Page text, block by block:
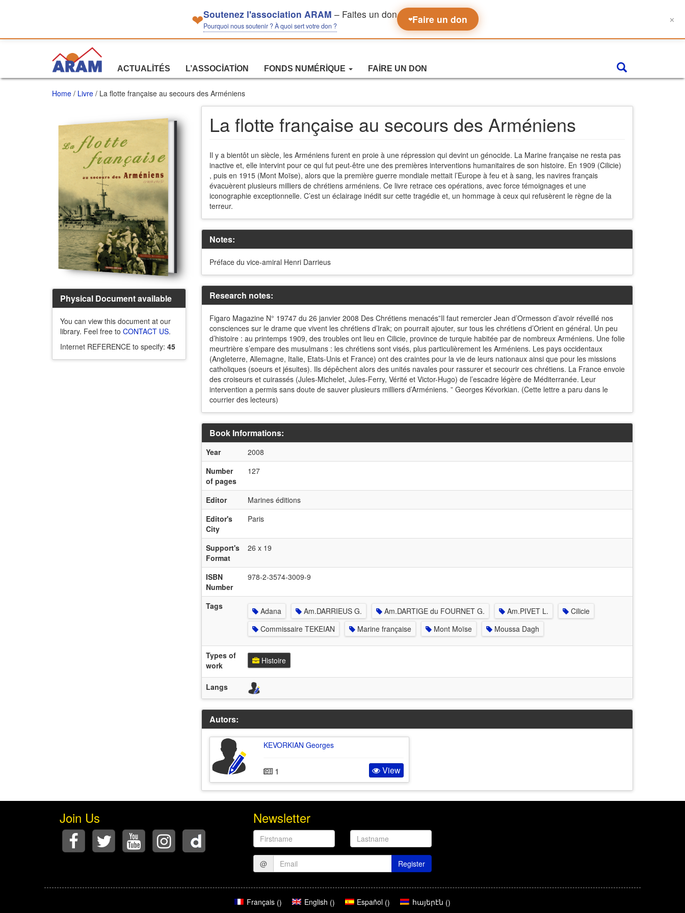
❤Soutenez l'association ARAM – Faites un don
Pourquoi nous soutenir ? À quoi sert votre don ?
❤Faire un don ✕
ACTUALITÉS L’ASSOCIATION FONDS NUMÉRIQUE FAIRE UN DON
Home / Livre / La flotte française au secours des Arméniens
Physical Document available
You can view this document at our
library. Feel free to CONTACT US.
Internet REFERENCE to specify: 45
La flotte française au secours des Arméniens
Il y a bientôt un siècle, les Arméniens furent en proie à une répression qui devint un génocide. La Marine française ne resta pas
inactive et, elle intervint pour ce qui fut peut-être une des premières interventions humanitaires de son histoire. En 1909 (Cilicie)
, puis en 1915 (Mont Moïse), alors que la première guerre mondiale mettait l’Europe à feu et à sang, les navires français
évacuèrent plusieurs milliers de chrétiens arméniens. Ce livre retrace ces opérations, avec force témoignages et une
iconographie exceptionnelle. C’est un éclairage inédit sur cette tragédie et, un hommage à ceux qui refusèrent le règne de la
terreur.
Notes:
Préface du vice-amiral Henri Darrieus
Research notes:
Figaro Magazine N° 19747 du 26 janvier 2008 Des Chrétiens menacés”Il faut remercier Jean d’Ormesson d’avoir réveillé nos
consciences sur le drame que vivent les chrétiens d’Irak; on pourrait ajouter, sur tous les chrétiens d’Orient en général. Un peu
d’histoire : au printemps 1909, des troubles ont lieu en Cilicie, province de turquie habitée par de nombreux Arméniens. Une folie
meurtrière s’empare des musulmans : les chrétiens sont visés, plus particulièrement les Arméniens. Les pays occidentaux
(Angleterre, Allemagne, Italie, Etats-Unis et France) ont des craintes pour la vie de leurs nationaux ainsi que pour les missions
catholiques (soeurs et jésuites). Ils dépêchent alors des unités navales pour rassurer et secourir ces chrétiens. La France envoie
des croiseurs et cuirassés (Jules-Michelet, Jules-Ferry, Vérité et Victor-Hugo) de l’escadre légère de Méditerranée. Leur
intervention a permis sans doute de sauver plusieurs milliers d’Arméniens. ” Georges Kévorkian. (Cette lettre a paru dans le
courrier des lecteurs)
Book Informations:
Year
2008
Number
of pages
127
Editor
Marines éditions
Editor's
City
Paris
Support's
Format
26 x 19
ISBN
Number
978-2-3574-3009-9
Tags Adana Am.DARRIEUS G. Am.DARTIGE du FOURNET G. Am.PIVET L.
Cilicie
Commissaire TEKEIAN
Marine française Mont Moïse Moussa Dagh
Types of
work
Histoire
Langs
Autors:
KEVORKIAN Georges
1 View
Join Us Newsletter
Firstname Lastname
@ Register
Français() English () Español () հայերէն ()